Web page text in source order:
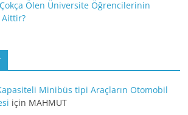
Ölen Üniversite Öğrencilerinin
Minibüs tipi Araçların Otomobil
için MAHMUT